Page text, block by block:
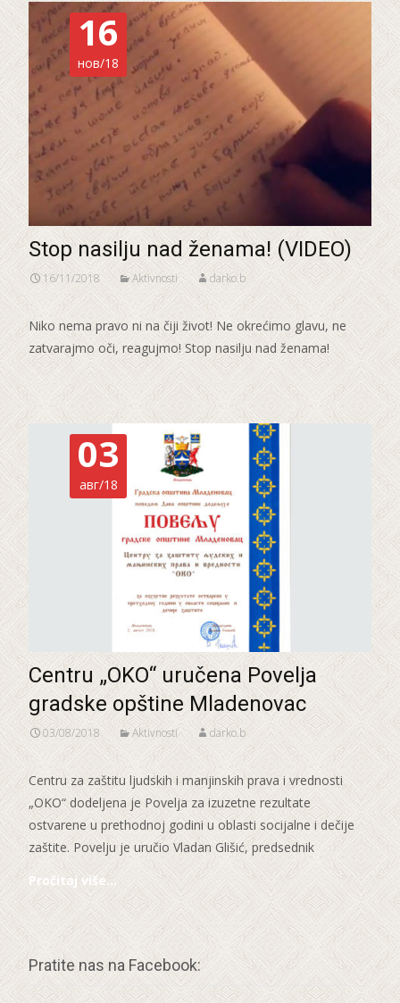
16
нов/18
Stop nasilju nad ženama! (VIDEO)
16/11/2018 Aktivnosti darko.b
Niko nema pravo ni na čiji život! Ne okrećimo glavu, ne
zatvarajmo oči, reagujmo! Stop nasilju nad ženama!
03
авг/18
Centru „OKO“ uručena Povelja
gradske opštine Mladenovac
03/08/2018 Aktivnosti darko.b
Centru za zaštitu ljudskih i manjinskih prava i vrednosti
„OKO“ dodeljena je Povelja za izuzetne rezultate
ostvarene u prethodnoj godini u oblasti socijalne i dečije
zaštite. Povelju je uručio Vladan Glišić, predsednik
Pročitaj više…
Pratite nas na Facebook: